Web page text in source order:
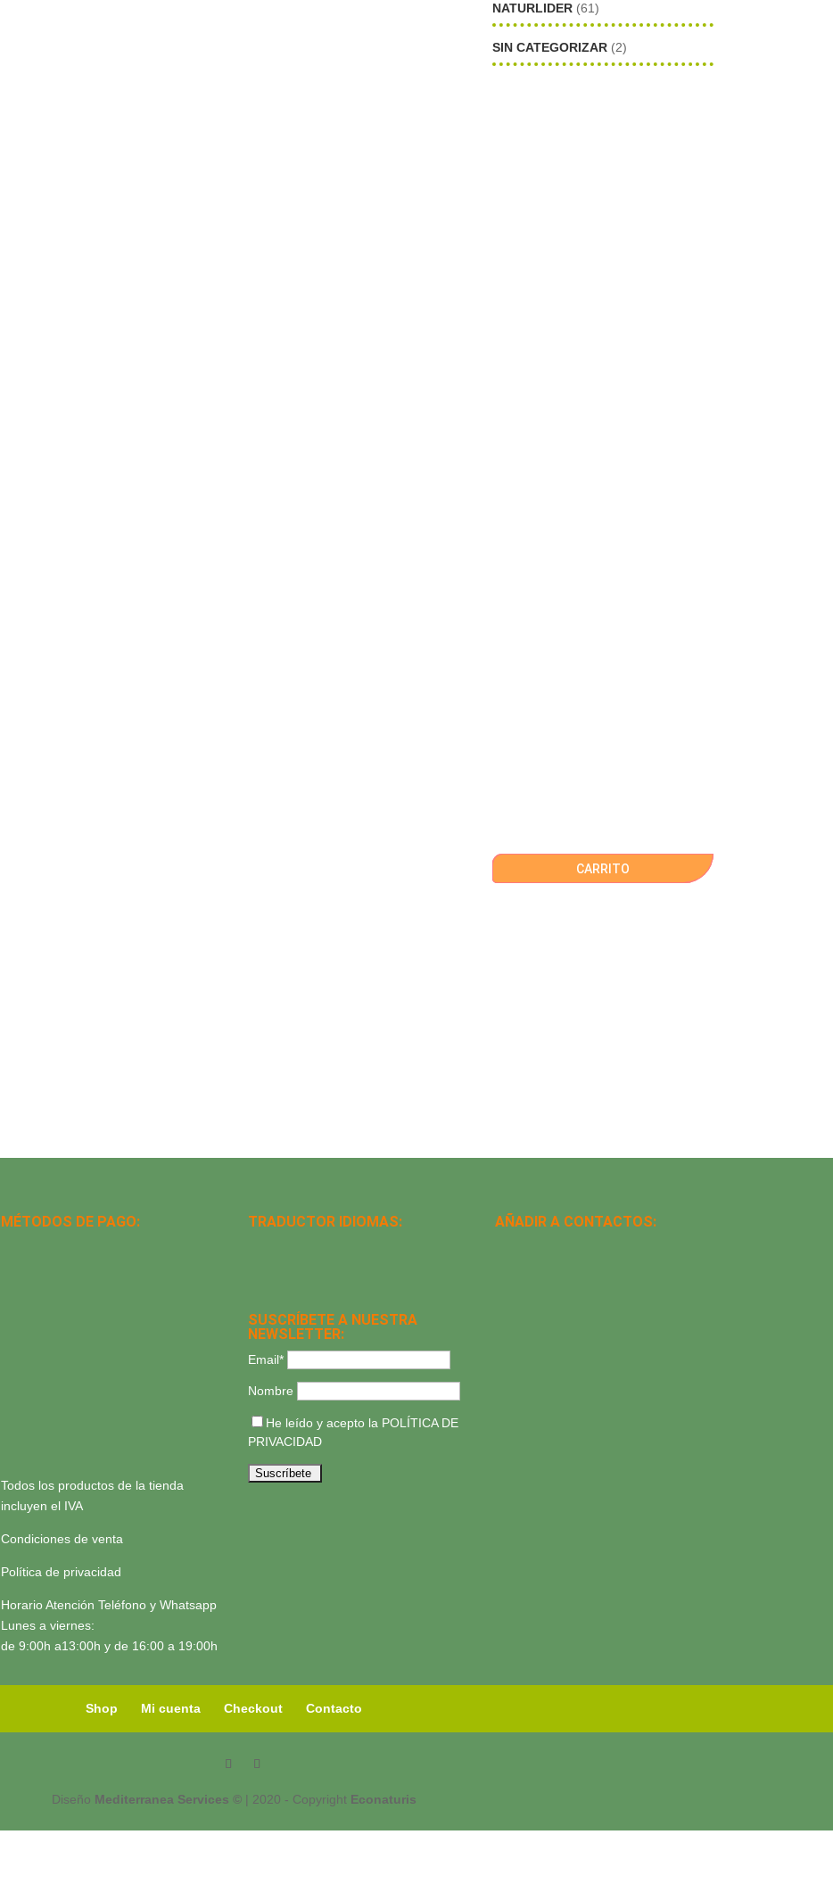
NATURLIDER (61)
SIN CATEGORIZAR (2)
CARRITO
MÉTODOS DE PAGO:
Todos los productos de la tienda
incluyen el IVA
Condiciones de venta
Política de privacidad
Horario Atención Teléfono y Whatsapp
Lunes a viernes:
de 9:00h a13:00h y de 16:00 a 19:00h
TRADUCTOR IDIOMAS:
SUSCRÍBETE A NUESTRA
NEWSLETTER:
Email*
Nombre
He leído y acepto la POLÍTICA DE
PRIVACIDAD
AÑADIR A CONTACTOS:
Shop Mi cuenta Checkout Contacto
Diseño Mediterranea Services ©| 2020 - Copyright Econaturis